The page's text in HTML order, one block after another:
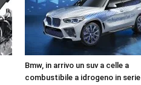
Bmw, in arrivo un suv a celle a
combustibile a idrogeno in serie